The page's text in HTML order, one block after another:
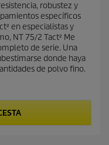
robustez y
específicos
en especialistas y
NT 75/2 Tact² Me
de serie. Una
donde haya
de polvo fino.